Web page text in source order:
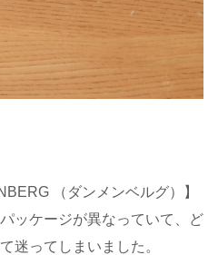
（ダンメンベルグ）】
ッケージが異なっていて、ど
迷ってしまいました。